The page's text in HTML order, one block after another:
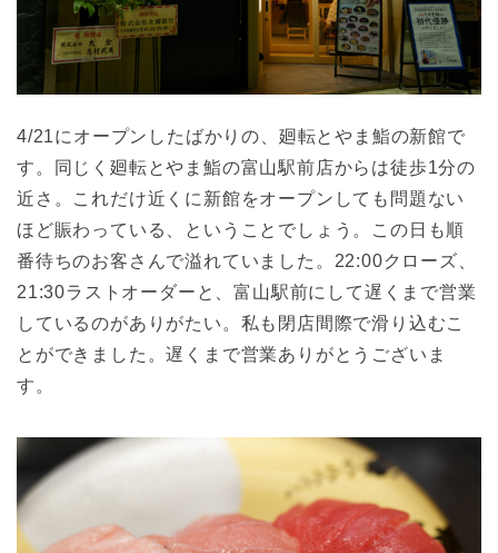
4/21にオープンしたばかりの、廻転とやま鮨の新館で
す。同じく廻転とやま鮨の富山駅前店からは徒歩1分の
近さ。これだけ近くに新館をオープンしても問題ない
ほど賑わっている、ということでしょう。この日も順
番待ちのお客さんで溢れていました。22:00クローズ、
21:30ラストオーダーと、富山駅前にして遅くまで営業
しているのがありがたい。私も閉店間際で滑り込むこ
とができました。遅くまで営業ありがとうございま
す。